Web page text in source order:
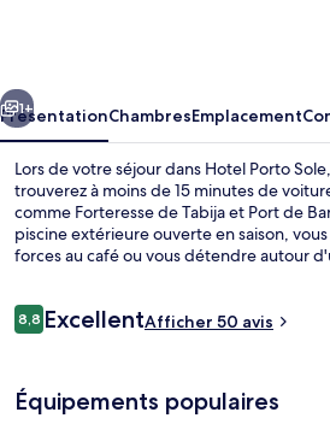
stars
Suivant
1+
PrésentationChambresEmplacement
Lors de votre séjour dans Hotel Porto
trouverez à moins de 15 minutes de
comme Forteresse de Tabija et Port de
piscine extérieure ouverte en saison,
forces au café ou vous détendre autour
Avis
voyageurs
8,88,8 sur 10
ExcellentAfficher 50 avis
Équipements populaires